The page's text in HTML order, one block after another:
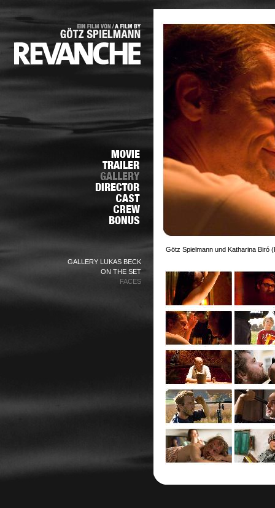
GALLERY LUKAS BECK
ON THE SET
FACES
Götz Spielmann und Katharina Biró